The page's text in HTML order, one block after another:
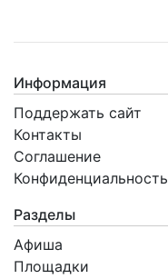
Информация
Поддержать сайт
Контакты
Соглашение
Конфиденциальность
Разделы
Афиша
Площадки